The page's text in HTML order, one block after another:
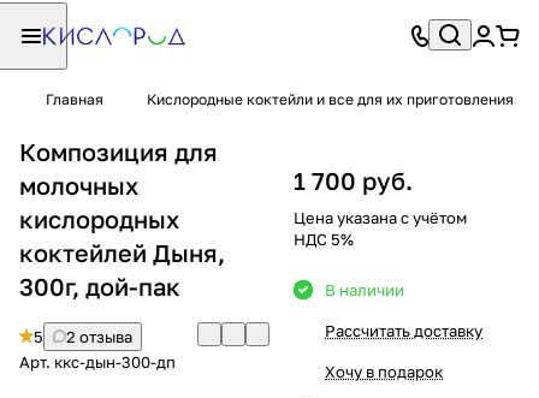
Главная Кислородные коктейли и все для их приготовления
Композиция для
молочных
кислородных
коктейлей Дыня,
300г, дой-пак
5
2 отзыва
Арт. ккс-дын-300-дп
1 700 руб.
Цена указана с учётом
НДС 5%
В наличии
Рассчитать доставку
Хочу в подарок